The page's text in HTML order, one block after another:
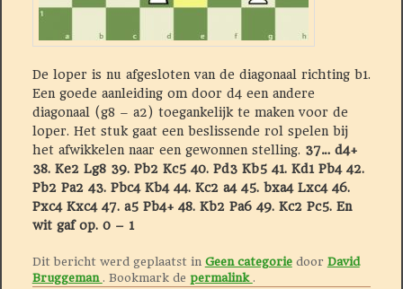
De loper is nu afgesloten van de diagonaal richting b1.
Een goede aanleiding om door d4 een andere
diagonaal (g8 – a2) toegankelijk te maken voor de
loper. Het stuk gaat een beslissende rol spelen bij
het afwikkelen naar een gewonnen stelling. 37… d4+
38. Ke2 Lg8 39. Pb2 Kc5 40. Pd3 Kb5 41. Kd1 Pb4 42.
Pb2 Pa2 43. Pbc4 Kb4 44. Kc2 a4 45. bxa4 Lxc4 46.
Pxc4 Kxc4 47. a5 Pb4+ 48. Kb2 Pa6 49. Kc2 Pc5. En
wit gaf op. 0 – 1
Dit bericht werd geplaatst in Geen categoriedoor David
Bruggeman . Bookmark de permalink .